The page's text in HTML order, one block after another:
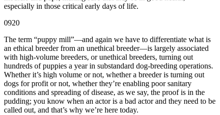
especially in those critical early days of life.
0920
The term “puppy mill”—and again we have to differentiate what is
an ethical breeder from an unethical breeder—is largely associated
with high-volume breeders, or unethical breeders, turning out
hundreds of puppies a year in substandard dog-breeding operations.
Whether it’s high volume or not, whether a breeder is turning out
dogs for profit or not, whether they’re enabling poor sanitary
conditions and spreading of disease, as we say, the proof is in the
pudding; you know when an actor is a bad actor and they need to be
called out, and that’s why we’re here today.